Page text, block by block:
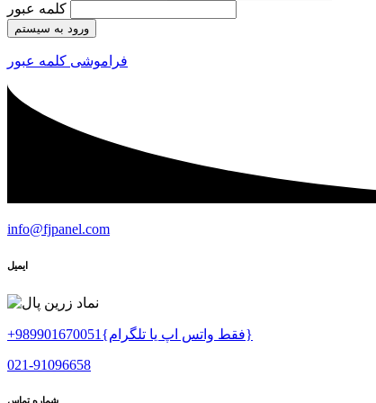
ورود به سیستم
فراموشی کلمه عبور
info@fjpanel.com
ایمیل
+989901670051{فقط واتس اپ یا تلگرام}
021-91096658
شماره تماس